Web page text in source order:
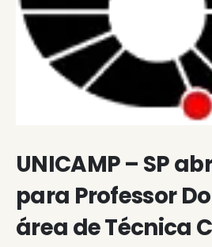
UNICAMP – SP
para Professor
área de Técnica